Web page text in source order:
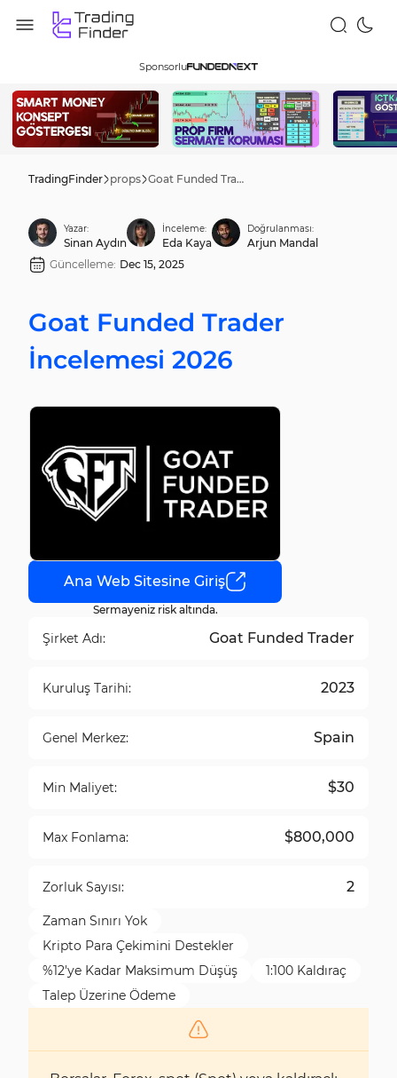
Sponsorlu
TradingFinder props Goat Funded Trader İncelemesi 2026
Yazar:
Sinan Aydın
İnceleme:
Eda Kaya
Doğrulanması:
Arjun Mandal
Güncelleme: Dec 15, 2025
Goat Funded Trader
İncelemesi 2026
Ana Web Sitesine Giriş
Sermayeniz risk altında.
Şirket Adı: Goat Funded Trader
Kuruluş Tarihi: 2023
Genel Merkez: Spain
Min Maliyet: $30
Max Fonlama: $800,000
Zorluk Sayısı: 2
Zaman Sınırı Yok
Kripto Para Çekimini Destekler
%12'ye Kadar Maksimum Düşüş
1:100 Kaldıraç
Talep Üzerine Ödeme